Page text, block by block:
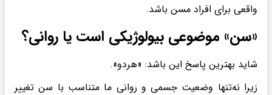
واقعی برای افراد مسن باشد.
«سن» موضوعی بیولوژیکی است یا روانی؟
شاید بهترین پاسخ این باشد: «هردو».
زیرا نه‌تنها وضعیت جسمی و روانی ما متناسب با سن تغییر